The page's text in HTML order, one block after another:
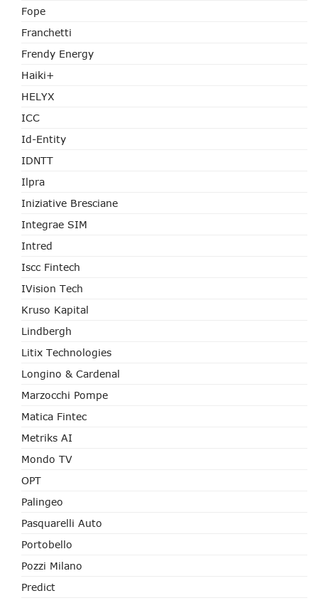
Fope
Franchetti
Frendy Energy
Haiki+
HELYX
ICC
Id-Entity
IDNTT
Ilpra
Iniziative Bresciane
Integrae SIM
Intred
Iscc Fintech
IVision Tech
Kruso Kapital
Lindbergh
Litix Technologies
Longino & Cardenal
Marzocchi Pompe
Matica Fintec
Metriks AI
Mondo TV
OPT
Palingeo
Pasquarelli Auto
Portobello
Pozzi Milano
Predict